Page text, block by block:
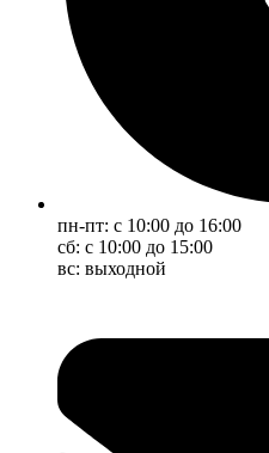
пн-пт: с 10:00 до 16:00
сб: с 10:00 до 15:00
вс: выходной